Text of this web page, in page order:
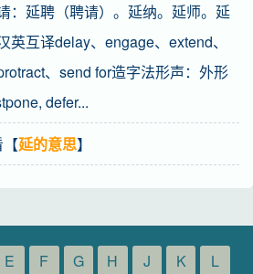
延聘（聘请）。延纳。延师。延
互译delay、engage、extend、
、send for造字法形声：外形
defer...
【延的意思】
E F G H J K L